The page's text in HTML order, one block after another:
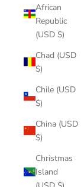
African
Republic
(USD $)
Chad (USD
$)
Chile (USD
$)
China (USD
$)
Christmas
Island